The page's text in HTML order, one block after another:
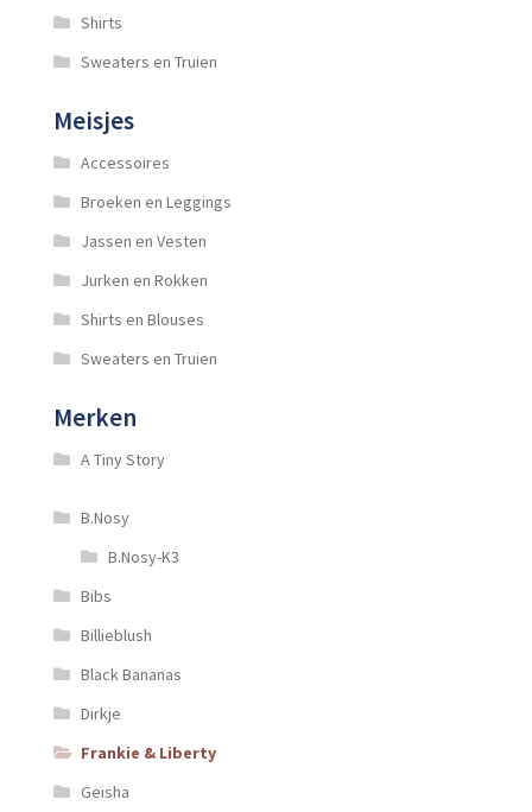
Shirts
Sweaters en Truien
Meisjes
Accessoires
Broeken en Leggings
Jassen en Vesten
Jurken en Rokken
Shirts en Blouses
Sweaters en Truien
Merken
A Tiny Story
B.Nosy
B.Nosy-K3
Bibs
Billieblush
Black Bananas
Dirkje
Frankie & Liberty
Geisha